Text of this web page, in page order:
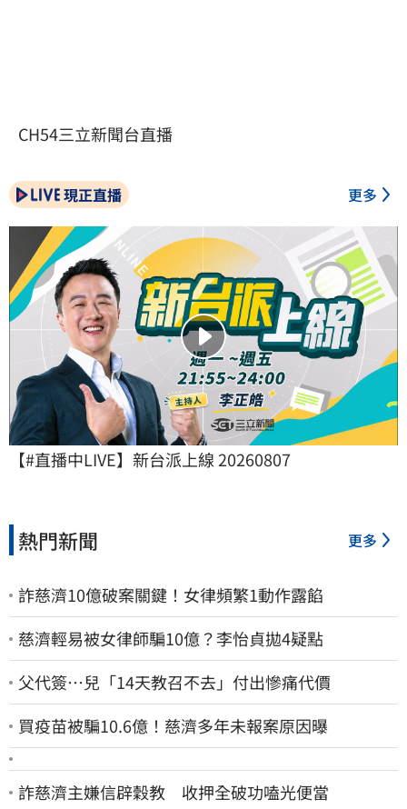
CH54三立新聞台直播
現正直播 更多
【#直播中LIVE】新台派上線 20260807
熱門新聞 更多
詐慈濟10億破案關鍵！女律頻繁1動作露餡
慈濟輕易被女律師騙10億？李怡貞拋4疑點
父代簽…兒「14天教召不去」付出慘痛代價
買疫苗被騙10.6億！慈濟多年未報案原因曝
詐慈濟主嫌信辟穀教 收押全破功嗑光便當